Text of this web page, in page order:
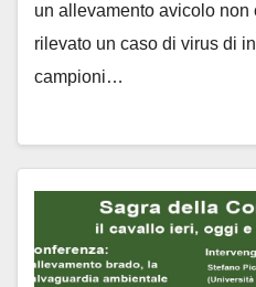
un allevamento avicolo non
rilevato un caso di virus di
campioni…